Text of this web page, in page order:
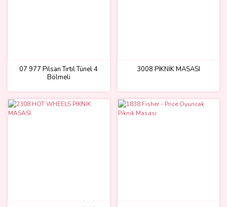
07 977 Pilsan Tırtıl Tünel 4
Bölmeli
3008 PİKNİK MASASI